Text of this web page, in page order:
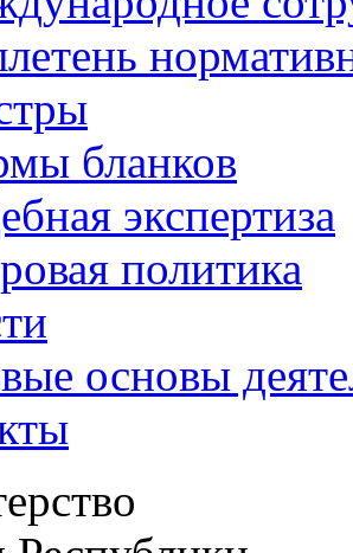
бланков
экспертиза
политика
основы